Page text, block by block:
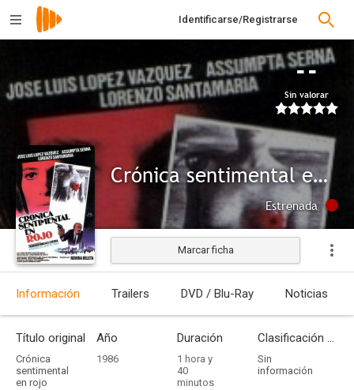
Identificarse/Registrarse
--
Sin valorar
Crónica sentimental en rojo
Estrenada
Marcar ficha
Información Trailers DVD / Blu-Ray Noticias
Título original
Crónica
sentimental
en rojo
Año
1986
Duración
1 hora y
40
minutos
Clasificación por edades
Sin
información